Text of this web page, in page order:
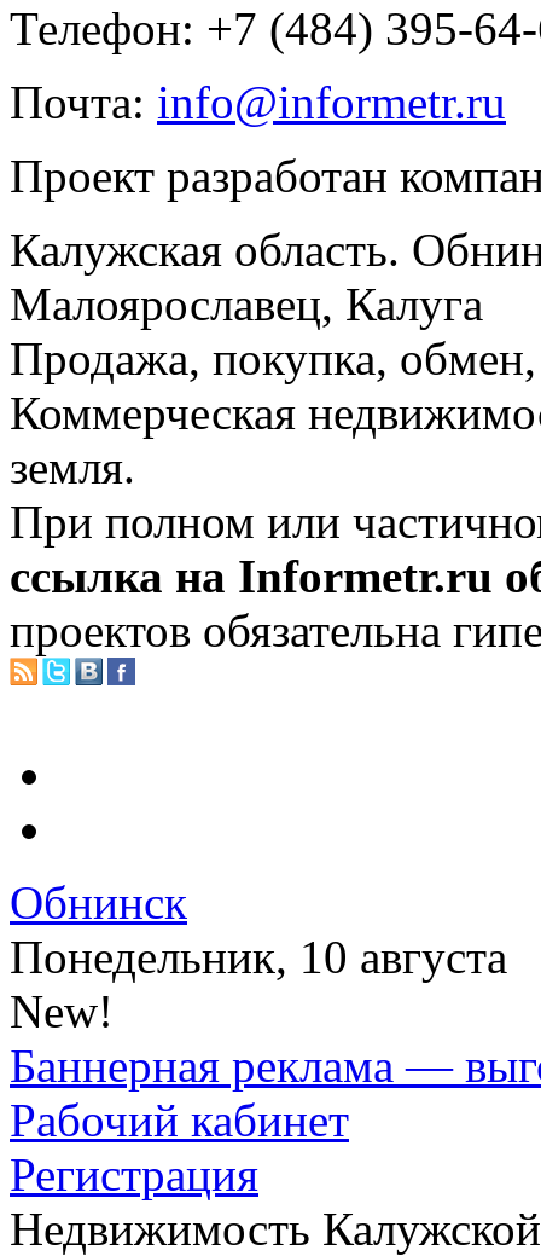
Телефон: +7 (484) 395-
Почта: info@informetr.ru
Проект разработан
Калужская область.
Малоярославец, Калуга
Продажа, покупка, обмен,
Коммерческая
земля.
При полном или
ссылка на Informetr.ru
проектов обязательна
Обнинск
Понедельник, 10 августа
New!
Баннерная реклама —
Рабочий кабинет
Регистрация
Недвижимость